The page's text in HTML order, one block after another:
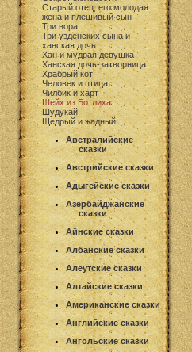
Старый отец, его молодая
жена и плешивый сын
Три вора
Три узденских сына и
ханская дочь
Хан и мудрая девушка
Ханская дочь-затворница
Храбрый кот
Человек и птица
Чилбик и харт
Шейх из Ботлиха
Шудукай
Щедрый и жадный
Австралийские
сказки
Австрийские сказки
Адыгейские сказки
Азербайджанские
сказки
Айнские сказки
Албанские сказки
Алеутские сказки
Алтайские сказки
Американские сказки
Английские сказки
Ангольские сказки